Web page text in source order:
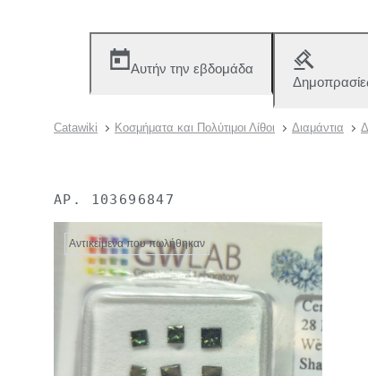
Αυτήν την εβδομάδα
Catawiki Κοσμήματα και Πολύτιμοι Λίθοι Διαμάντια
ΑΡ. 103696847
Αντικείμενα που πωλήθηκαν